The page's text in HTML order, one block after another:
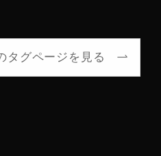
タグページを見る